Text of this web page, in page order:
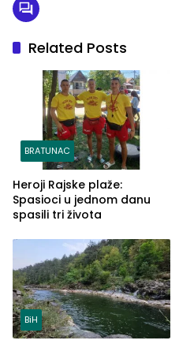
Related Posts
BRATUNAC
Heroji Rajske plaže:
Spasioci u jednom danu
spasili tri života
BiH